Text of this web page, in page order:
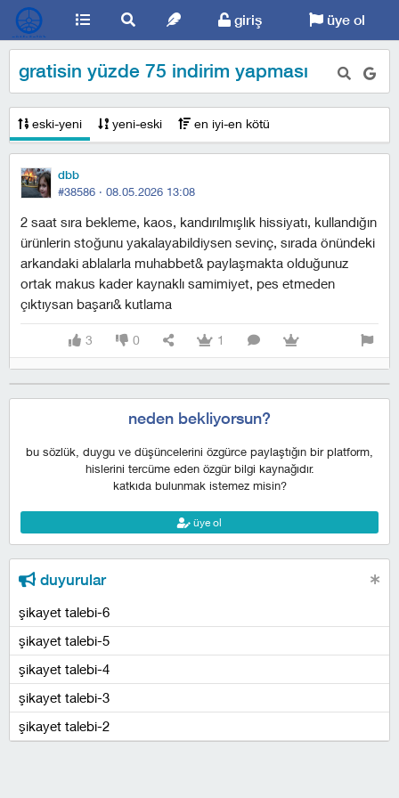
giriş üye ol
gratisin yüzde 75 indirim yapması
eski-yeni yeni-eski en iyi-en kötü
dbb
#38586 · 08.05.2026 13:08
2 saat sıra bekleme, kaos, kandırılmışlık hissiyatı, kullandığın
ürünlerin stoğunu yakalayabildiysen sevinç, sırada önündeki
arkandaki ablalarla muhabbet& paylaşmakta olduğunuz
ortak makus kader kaynaklı samimiyet, pes etmeden
çıktıysan başarı& kutlama
3 0 1
neden bekliyorsun?
bu sözlük, duygu ve düşüncelerini özgürce paylaştığın bir platform,
hislerini tercüme eden özgür bilgi kaynağıdır.
katkıda bulunmak istemez misin?
üye ol
duyurular
şikayet talebi-6
şikayet talebi-5
şikayet talebi-4
şikayet talebi-3
şikayet talebi-2